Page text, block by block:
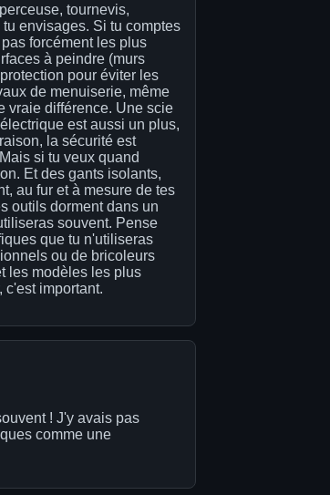
tournevis,
envisages. Si tu comptes
forcément les plus
à peindre (murs
pour éviter les
de menuiserie, même
vraie différence. Une scie
est aussi un plus,
la sécurité est
si tu veux quand
Et des gants isolants,
au fur et à mesure de tes
outils dorment dans un
souvent. Pense
que tu n'utiliseras
ou de bricoleurs
les modèles les plus
c'est important.
! J'y avais pas
comme une